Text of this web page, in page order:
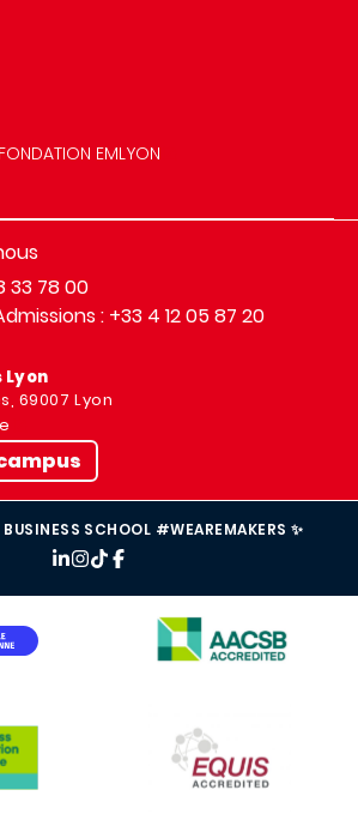
EMLYON
33 78 00
: +33 4 12 05 87 20
Lyon
69007 Lyon
SCHOOL #WEAREMAKERS ✨